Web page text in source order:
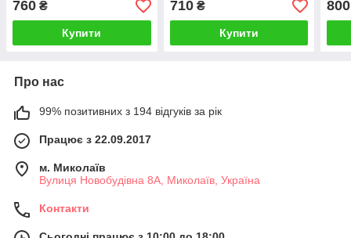
760 ₴
Купити
710₴
Купити
800
Про нас
99% позитивних з 194 відгуків за рік
Працює з 22.09.2017
м. Миколаїв
Вулиця Новобудівна 8А, Миколаїв, Україна
Контакти